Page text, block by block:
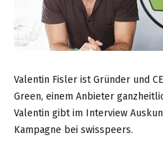
Valentin Fisler ist Gründer und
Green, einem Anbieter
Valentin gibt im Interview
Kampagne bei swisspeers.